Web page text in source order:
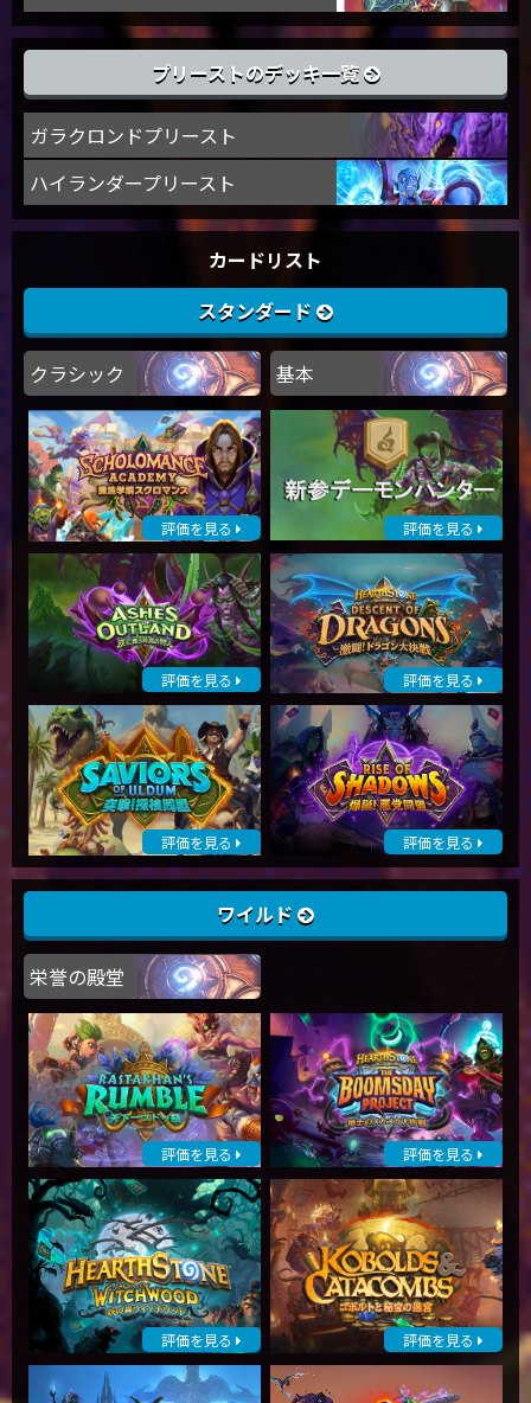
プリーストのデッキ一覧
ガラクロンドプリースト
ハイランダープリースト
カードリスト
スタンダード
クラシック 基本
評価を見る 評価を見る
評価を見る 評価を見る
評価を見る 評価を見る
ワイルド
栄誉の殿堂
評価を見る 評価を見る
評価を見る 評価を見る